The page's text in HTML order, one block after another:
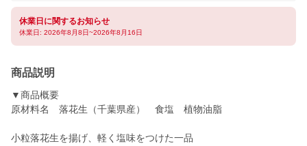
休業日に関するお知らせ
休業日: 2026年8月8日~2026年8月16日
商品説明
▼商品概要
原材料名 落花生（千葉県産） 食塩 植物油脂
小粒落花生を揚げ、軽く塩味をつけた一品